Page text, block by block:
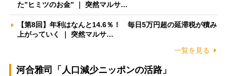
た”ヒミツのお金” ｜ 突然マルサ…
【第8回】年利はなんと14.6％！ 毎日5万円超の延滞税が積み
上がっていく ｜ 突然マルサ…
一覧を見る
河合雅司「人口減少ニッポンの活路」